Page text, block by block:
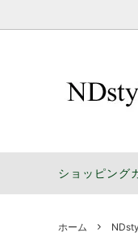
色で選ぶ
NDstyle.ソ
ショッピング
ホーム